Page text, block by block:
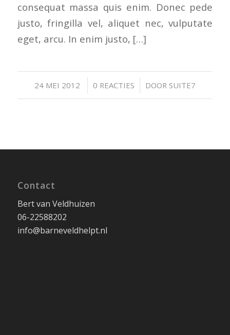
consequat massa quis enim. Donec pede
justo, fringilla vel, aliquet nec, vulputate
eget, arcu. In enim justo, […]
24 MEI 2012
/ 0 REACTIES
/ DOOR SUITE7
Contact
Bert van Veldhuizen
06-22588202
info@barneveldhelpt.nl